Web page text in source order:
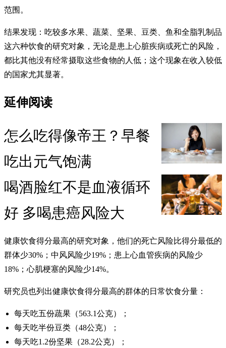
范围。
结果发现：吃较多水果、蔬菜、坚果、豆类、鱼和全脂乳制品
这六种饮食的研究对象，无论是患上心脏疾病或死亡的风险，
都比其他没有经常摄取这些食物的人低；这个现象在收入较低
的国家尤其显著。
延伸阅读
怎么吃得像帝王？早餐
吃出元气饱满
喝酒脸红不是血液循环
好 多喝患癌风险大
健康饮食得分最高的研究对象，他们的死亡风险比得分最低的
群体少30%；中风风险少19%；患上心血管疾病的风险少
18%；心肌梗塞的风险少14%。
研究员也列出健康饮食得分最高的群体的日常饮食分量：
每天吃五份蔬果（563.1公克）；
每天吃半份豆类（48公克）；
每天吃1.2份坚果（28.2公克）；